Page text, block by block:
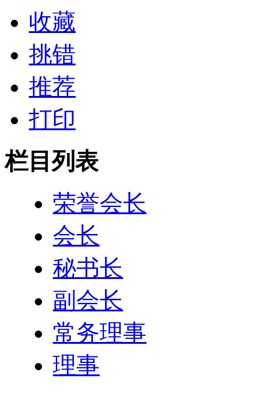
收藏
挑错
推荐
打印
栏目列表
荣誉会长
会长
秘书长
副会长
常务理事
理事